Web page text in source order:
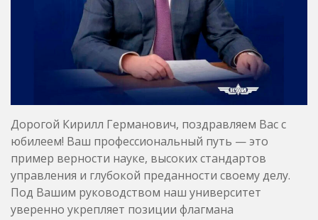
Дорогой Кирилл Германович, поздравляем Вас с
юбилеем! Ваш профессиональный путь — это
пример верности науке, высоких стандартов
управления и глубокой преданности своему делу.
Под Вашим руководством наш университет
уверенно укрепляет позиции флагмана